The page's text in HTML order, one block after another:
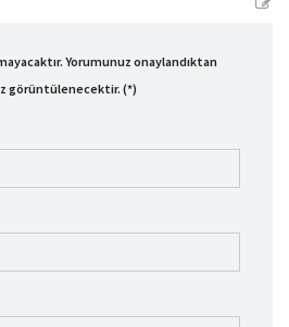
Yorumunuz onaylandıktan
görüntülenecektir. (*)